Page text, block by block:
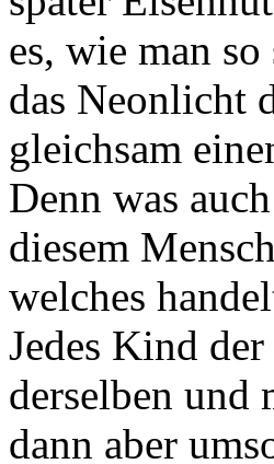
es, wie man
das Neonlicht
gleichsam
Denn was
diesem
welches
Jedes Kind
derselben und
dann aber